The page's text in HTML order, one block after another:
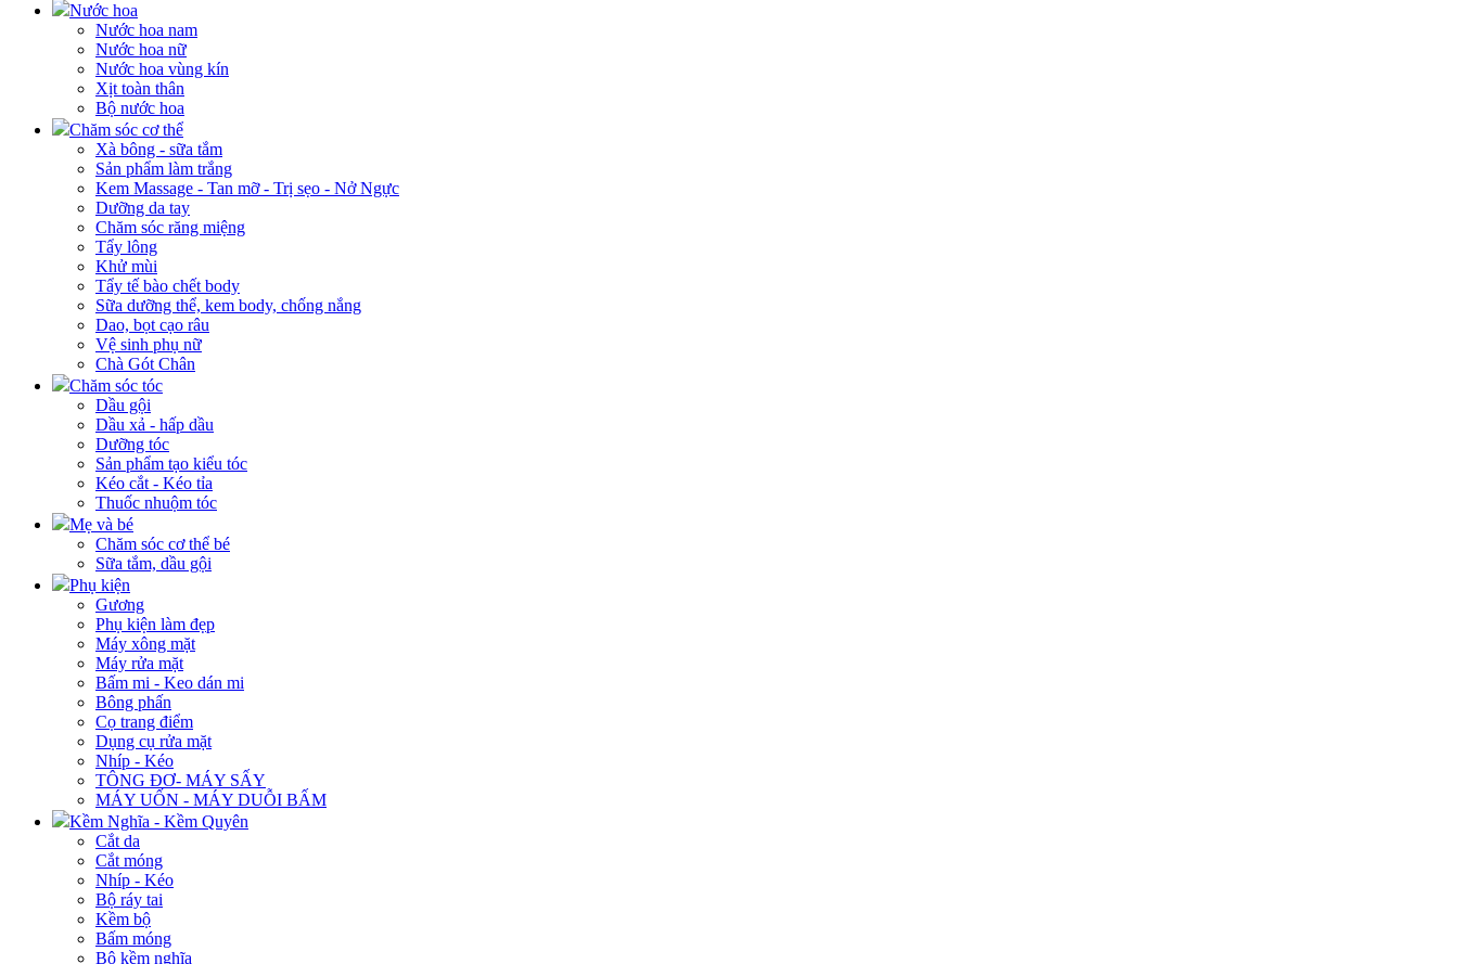
Nước hoa
Nước hoa nam
Nước hoa nữ
Nước hoa vùng kín
Xịt toàn thân
Bộ nước hoa
Chăm sóc cơ thể
Xà bông - sữa tắm
Sản phẩm làm trắng
Kem Massage - Tan mỡ - Trị sẹo - Nở Ngực
Dưỡng da tay
Chăm sóc răng miệng
Tẩy lông
Khử mùi
Tẩy tế bào chết body
Sữa dưỡng thể, kem body, chống nắng
Dao, bọt cạo râu
Vệ sinh phụ nữ
Chà Gót Chân
Chăm sóc tóc
Dầu gội
Dầu xả - hấp dầu
Dưỡng tóc
Sản phẩm tạo kiểu tóc
Kéo cắt - Kéo tỉa
Thuốc nhuộm tóc
Mẹ và bé
Chăm sóc cơ thể bé
Sữa tắm, dầu gội
Phụ kiện
Gương
Phụ kiện làm đẹp
Máy xông mặt
Máy rửa mặt
Bấm mi - Keo dán mi
Bông phấn
Cọ trang điểm
Dụng cụ rửa mặt
Nhíp - Kéo
TÔNG ĐƠ- MÁY SẤY
MÁY UỐN - MÁY DUỖI BẤM
Kềm Nghĩa - Kềm Quyên
Cắt da
Cắt móng
Nhíp - Kéo
Bộ ráy tai
Kềm bộ
Bấm móng
Bộ kềm nghĩa